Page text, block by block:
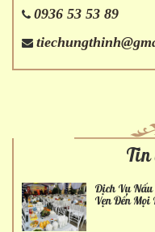
0936 53 53 89
Tin
Dịch Vụ
Vẹn Đến Mọi